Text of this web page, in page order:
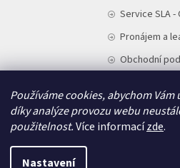
Používáme cookies, abychom
díky analýze provozu webu
použitelnost.Více informacízde.
Nastavení
Service SLA
Pronájem a
Obchodní
Kontakt